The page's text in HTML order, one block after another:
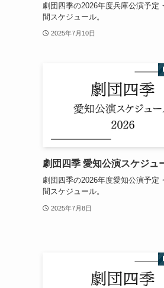
劇団四季の2026年度兵庫公演予定
間スケジュール。
2025年7月10日
劇団四季 愛知公演スケジュ
劇団四季の2026年度愛知公演予定
間スケジュール。
2025年7月8日